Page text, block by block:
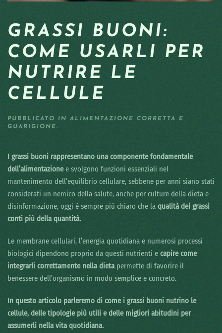
GRASSI BUONI:
COME USARLI PER
NUTRIRE LE
CELLULE
PUBBLICATO IN ALIMENTAZIONE CORRETTA E
GUARIGIONE .
I grassi buoni rappresentano una componente fondamentale
dell’alimentazionee svolgono funzioni essenziali nel
mantenimento dell’equilibrio cellulare, sebbene per anni siano stati
considerati un nemico della salute, anche per culture della dieta e
disinformazione, oggi è sempre più chiaro che la qualità dei grassi
conti più della quantità.
Le membrane cellulari, l’energia quotidiana e numerosi processi
biologici dipendono proprio da questi nutrienti e capire come
integrarli correttamente nella dietapermette di favorire il
benessere dell’organismo in modo semplice e concreto.
In questo articolo parleremo di come i grassi buoni nutrino le
cellule, delle tipologie più utili e delle migliori abitudini per
assumerli nella vita quotidiana.